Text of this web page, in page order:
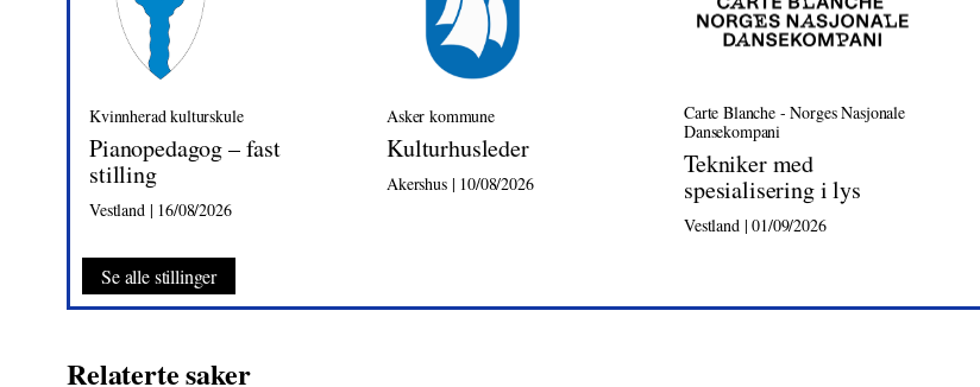
Kvinnherad kulturskule
Pianopedagog – fast
stilling
Vestland | 16/08/2026
Asker kommune
Kulturhusleder
Akershus | 10/08/2026
Carte Blanche - Norges Nasjonale
Dansekompani
Tekniker med
spesialisering i lys
Vestland | 01/09/2026
Se alle stillinger
Relaterte saker